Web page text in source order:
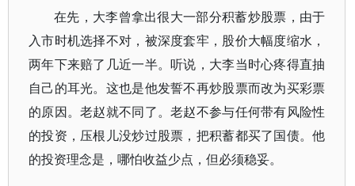
在先，大李曾拿出很大一部分积蓄炒股票，由于
入市时机选择不对，被深度套牢，股价大幅度缩水，
两年下来赔了几近一半。听说，大李当时心疼得直抽
自己的耳光。这也是他发誓不再炒股票而改为买彩票
的原因。老赵就不同了。老赵不参与任何带有风险性
的投资，压根儿没炒过股票，把积蓄都买了国债。他
的投资理念是，哪怕收益少点，但必须稳妥。